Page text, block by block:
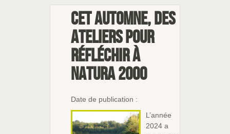
Cet automne, des
ateliers pour
réfléchir à
Natura 2000
Date de publication :
L’année
2024 a